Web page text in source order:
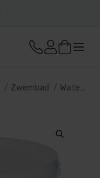
Zwembad Waterbehandeling